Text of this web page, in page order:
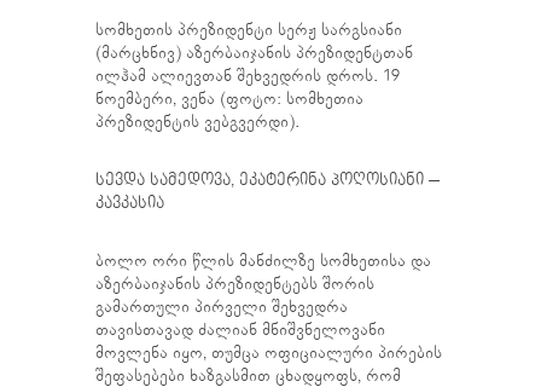
სომხეთის პრეზიდენტი სერჟ სარგსიანი
(მარცხნივ) აზერბაიჯანის პრეზიდენტთან
ილჰამ ალიევთან შეხვედრის დროს. 19
ნოემბერი, ვენა (ფოტო: სომხეთია
პრეზიდენტის ვებგვერდი).
სევდა სამედოვა, ეკატერინა პოღოსიანი –
კავკასია
ბოლო ორი წლის მანძილზე სომხეთისა და
აზერბაიჯანის პრეზიდენტებს შორის
გამართული პირველი შეხვედრა
თავისთავად ძალიან მნიშვნელოვანი
მოვლენა იყო, თუმცა ოფიციალური პირების
შეფასებები ხაზგასმით ცხადყოფს, რომ